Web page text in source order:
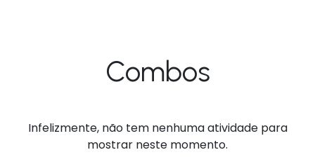
Combos
Infelizmente, não tem nenhuma atividade para
mostrar neste momento.